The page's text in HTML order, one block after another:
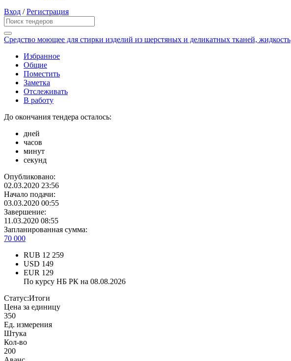
Вход /Регистрация
Средство моющее для стирки изделий из шерстяных и деликатных тканей, жидкость
Избранное
Общие
Поместить
Заметка
Отслеживать
В работу
До окончания тендера осталось:
дней
часов
минут
секунд
Опубликовано:
02.03.2020 23:56
Начало подачи:
03.03.2020 00:55
Завершение:
11.03.2020 08:55
Запланированная сумма:
70 000
RUB 12 259
USD 149
EUR 129
По курсу НБ РК на 08.08.2026
Статус:Итоги
Цена за единицу
350
Ед. измерения
Штука
Кол-во
200